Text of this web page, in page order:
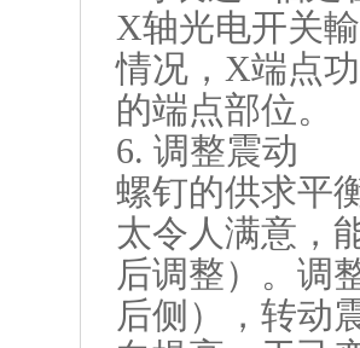
X轴光电开关
情况，X端点
的端点部位。
6. 调整震动
螺钉的供求平
太令人满意，
后调整）。调
后侧），转动